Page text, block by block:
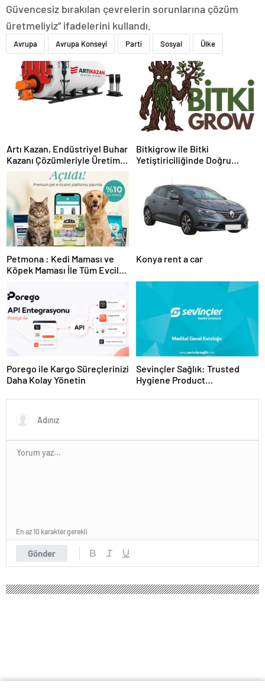
Güvencesiz bırakılan çevrelerin sorunlarına çözüm
üretmeliyiz” ifadelerini kullandı.
Avrupa Avrupa Konseyi Parti Sosyal Ülke
Artı Kazan, Endüstriyel Buhar
Kazanı Çözümleriyle Üretim
Tesislerine Verimli Sistemler
Sunuyor
Bitkigrow ile Bitki
Yetiştiriciliğinde Doğru
Petmona : Kedi Maması ve
Köpek Maması İle Tüm Evcil
Konya rent a car
Porego ile Kargo Süreçlerinizi
Daha Kolay Yönetin
Sevinçler Sağlık: Trusted
Hygiene Product
Gönder
En az 10 karakter gerekli